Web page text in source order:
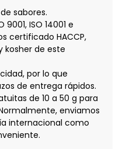
sabores.
ISO 14001 e
certificado HACCP,
kosher de este
por lo que
de entrega rápidos.
de 10 a 50 g para
enviamos
internacional como